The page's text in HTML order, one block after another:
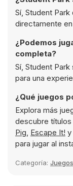
Sí, Student
directamente
¿Podemos
completa?
Sí, Student
para una
¿Qué juegos
Explora más
descubre
Pig, Escape It! y
para jugar al
Categoría: